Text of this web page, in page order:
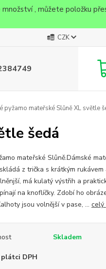
, můžete položku
CZK
pyžamo mateřské Slůně XL světle
šedá
mateřské Slůně.Dámské
z trička s krátkým
má kulatý výstřih a
na knoflíčky. Zdobí ho
jsou volnější v pase, ... celý
Skladem
plátci DPH